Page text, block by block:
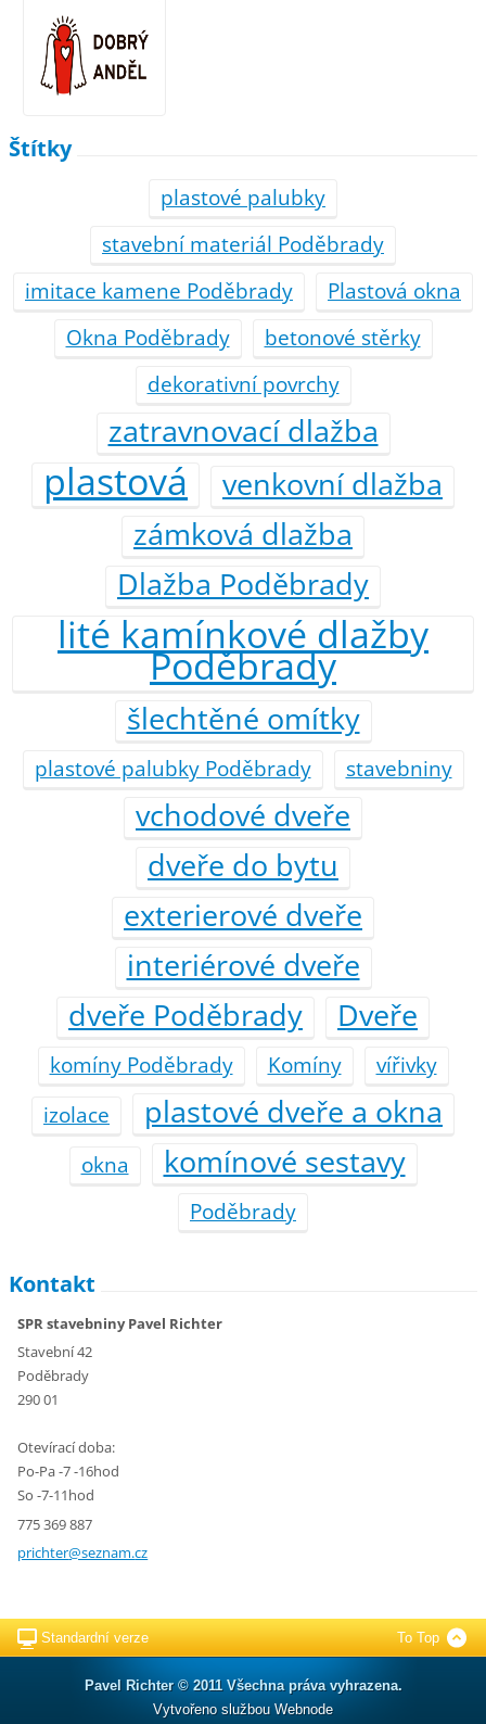
Štítky
plastové palubky
stavební materiál Poděbrady
imitace kamene Poděbrady
Plastová okna
Okna Poděbrady
betonové stěrky
dekorativní povrchy
zatravnovací dlažba
plastová
venkovní dlažba
zámková dlažba
Dlažba Poděbrady
lité kamínkové dlažby
Poděbrady
šlechtěné omítky
plastové palubky Poděbrady stavebniny
vchodové dveře
dveře do bytu
exterierové dveře
interiérové dveře
dveře Poděbrady
Dveře
komíny Poděbrady Komíny
vířivky
izolace
plastové dveře a okna
okna komínové sestavy
Poděbrady
Kontakt
SPR stavebniny Pavel Richter
Stavební 42
Poděbrady
290 01
Otevírací doba:
Po-Pa -7 -16hod
So -7-11hod
775 369 887
prichter@seznam.cz
Standardní verze To Top
Pavel Richter © 2011 Všechna práva vyhrazena.
Vytvořeno službou Webnode